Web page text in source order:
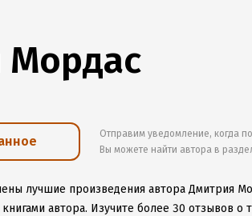
Мордас
Отправим уведомление, когда
Вы можете найти автора в
лучшие произведения автора Дмитрия
автора. Изучите более 30 отзывов о